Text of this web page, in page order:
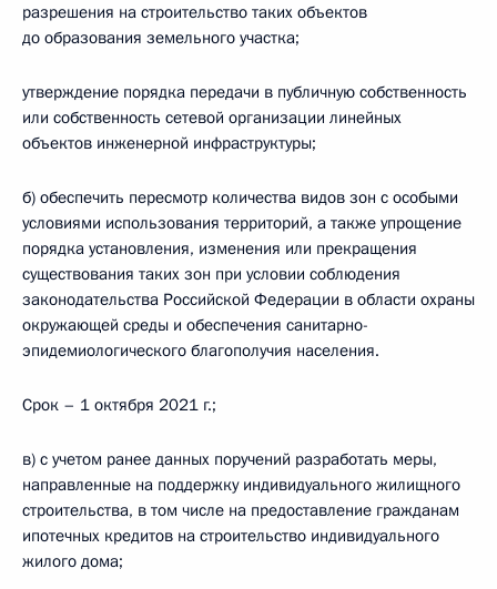
разрешения на строительство таких объектов
до образования земельного участка;
утверждение порядка передачи в публичную собственность
или собственность сетевой организации линейных
объектов инженерной инфраструктуры;
б) обеспечить пересмотр количества видов зон с особыми
условиями использования территорий, а также упрощение
порядка установления, изменения или прекращения
существования таких зон при условии соблюдения
законодательства Российской Федерации в области охраны
окружающей среды и обеспечения санитарно-
эпидемиологического благополучия населения.
Срок – 1 октября 2021 г.;
в) с учетом ранее данных поручений разработать меры,
направленные на поддержку индивидуального жилищного
строительства, в том числе на предоставление гражданам
ипотечных кредитов на строительство индивидуального
жилого дома;